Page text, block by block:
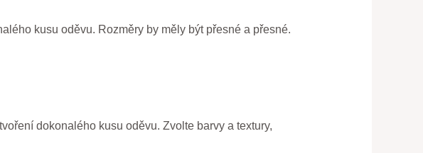
kusu oděvu. Rozměry by měly být přesné a přesné.
dokonalého kusu oděvu. Zvolte barvy a textury,